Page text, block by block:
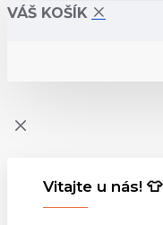
VÁŠ KOŠÍK
Vitajte u nás! 👕